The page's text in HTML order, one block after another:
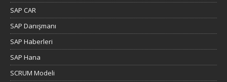
SAP CAR
SAP Danışmanı
SAP Haberleri
SAP Hana
SCRUM Modeli